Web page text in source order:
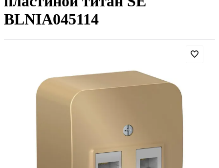
BLNIA045114